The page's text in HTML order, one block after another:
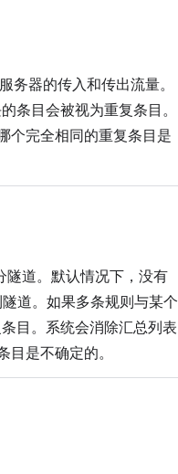
务器的传入和传出流量。
条目会被视为重复条目。
个完全相同的重复条目是
隧道。默认情况下，没有
道。如果多条规则与某个
目。系统会消除汇总列表
是不确定的。